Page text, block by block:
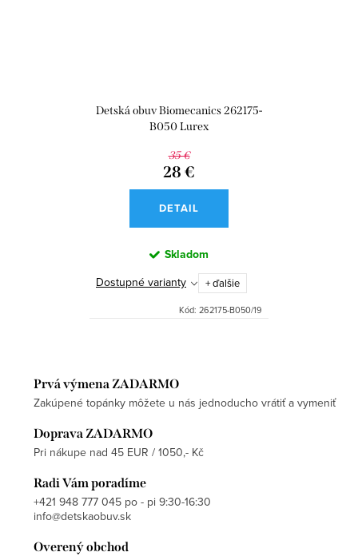
Detská obuv Biomecanics 262175-
B050 Lurex
35 €
28 €
DETAIL
Skladom
Dostupné varianty + ďalšie
Kód: 262175-B050/19
Prvá výmena ZADARMO
Zakúpené topánky môžete u nás jednoducho vrátiť a vymeniť
Doprava ZADARMO
Pri nákupe nad 45 EUR / 1050,- Kč
Radi Vám poradíme
+421 948 777 045 po - pi 9:30-16:30
info@detskaobuv.sk
Overený obchod